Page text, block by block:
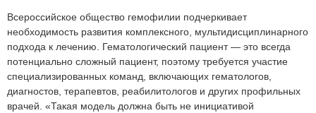
Всероссийское общество гемофилии подчеркивает
необходимость развития комплексного, мультидисциплинарного
подхода к лечению. Гематологический пациент — это всегда
потенциально сложный пациент, поэтому требуется участие
специализированных команд, включающих гематологов,
диагностов, терапевтов, реабилитологов и других профильных
врачей. «Такая модель должна быть не инициативой